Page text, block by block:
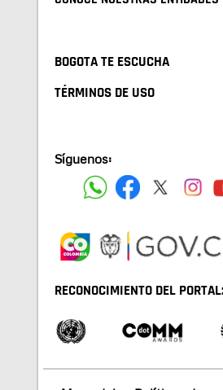
BOGOTA TE ESCUCHA
TÉRMINOS DE USO
Síguenos:
RECONOCIMIENTO DEL PORTAL: